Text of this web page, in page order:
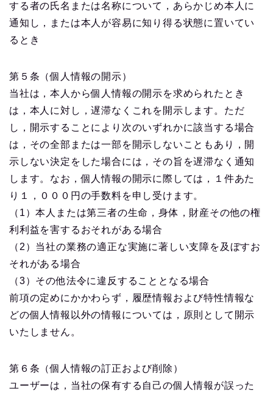
する者の氏名または名称について，あらかじめ本人に
通知し，または本人が容易に知り得る状態に置いてい
るとき
第５条（個人情報の開示）
当社は，本人から個人情報の開示を求められたとき
は，本人に対し，遅滞なくこれを開示します。ただ
し，開示することにより次のいずれかに該当する場合
は，その全部または一部を開示しないこともあり，開
示しない決定をした場合には，その旨を遅滞なく通知
します。なお，個人情報の開示に際しては，１件あた
り１，０００円の手数料を申し受けます。
（1）本人または第三者の生命，身体，財産その他の権
利利益を害するおそれがある場合
（2）当社の業務の適正な実施に著しい支障を及ぼすお
それがある場合
（3）その他法令に違反することとなる場合
前項の定めにかかわらず，履歴情報および特性情報な
どの個人情報以外の情報については，原則として開示
いたしません。
第６条（個人情報の訂正および削除）
ユーザーは，当社の保有する自己の個人情報が誤った